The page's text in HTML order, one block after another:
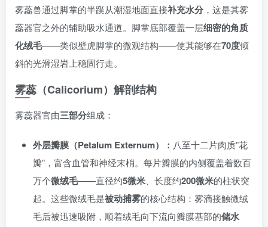
雾蕊兽通过脚掌的半蹼从潮湿地面直接补充水分 ，这是其雾
蕊器官之外的辅助吸水通道。脚掌底部覆盖一层细密的角质
化绒毛——类似壁虎脚掌的微观结构——使其能够在70度倾
斜的光滑湿岩上稳固行走。
雾蕊（Calicorium）解剖结构
雾蕊器官由三部分组成：
外层瓣膜（Petalum Externum）： 八至十二片肉质”花
瓣”，富含血管和神经末梢。每片瓣膜的内侧覆盖着数百
万个微绒毛——直径约5微米 、长度约200微米的柱状突
起。这些微绒毛是被动捕雾的核心结构：雾滴接触微绒
毛后被迅速吸附，顺着绒毛向下流向瓣膜基部的储水